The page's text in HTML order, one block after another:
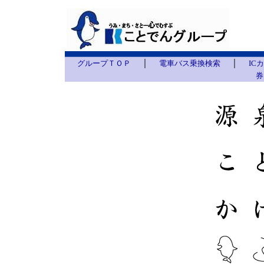
グループＴＯＰ 電車バス乗換検索
IC
券